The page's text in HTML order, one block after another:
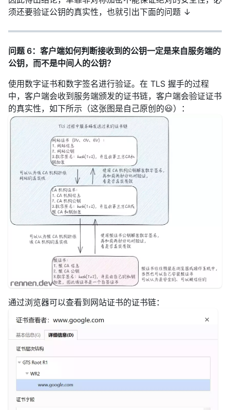
须还要验证公钥的真实性，也就引出下面的问题 ↓
问题 6：客户端如何判断接收到的公钥一定是来自服务端的
公钥，而不是中间人的公钥？
使用数字证书和数字签名进行验证。在 TLS 握手的过程
中，客户端会收到服务端颁发的证书链，客户端会验证证书
的真实性，如下所示（这张图是自己原创的😃）：
通过浏览器可以查看到网站证书的证书链：